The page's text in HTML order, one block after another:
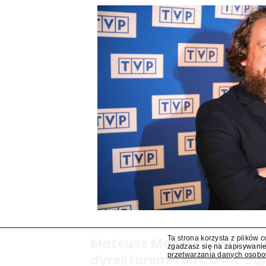
Mateusz Matyszkowicz
dyrektorem Teatru im.
Ta strona korzysta z plików
zgadzasz się na
przetwarzania danych